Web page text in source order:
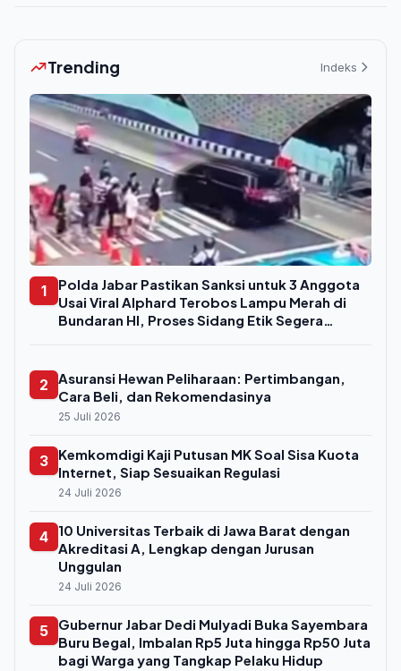
Trending Indeks
1
Polda Jabar Pastikan Sanksi untuk 3 Anggota
Usai Viral Alphard Terobos Lampu Merah di
Bundaran HI, Proses Sidang Etik Segera
2
Asuransi Hewan Peliharaan: Pertimbangan,
Cara Beli, dan Rekomendasinya
25 Juli 2026
3
Kemkomdigi Kaji Putusan MK Soal Sisa Kuota
Internet, Siap Sesuaikan Regulasi
24 Juli 2026
4
10 Universitas Terbaik di Jawa Barat dengan
Akreditasi A, Lengkap dengan Jurusan
Unggulan
24 Juli 2026
5
Gubernur Jabar Dedi Mulyadi Buka Sayembara
Buru Begal, Imbalan Rp5 Juta hingga Rp50 Juta
bagi Warga yang Tangkap Pelaku Hidup